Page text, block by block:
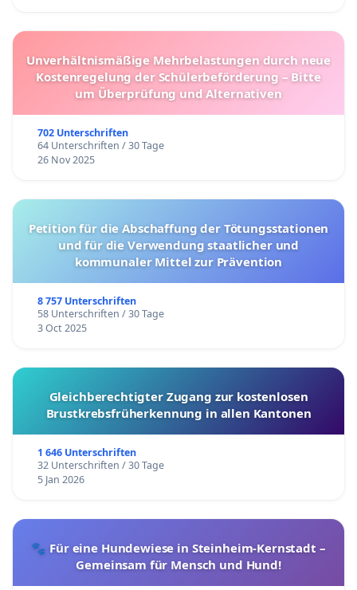
Unverhältnismäßige Mehrbelastungen durch neue
Kostenregelung der Schülerbeförderung – Bitte
um Überprüfung und Alternativen
702 Unterschriften
64 Unterschriften / 30 Tage
26 Nov 2025
Petition für die Abschaffung der Tötungsstationen
und für die Verwendung staatlicher und
kommunaler Mittel zur Prävention
8 757 Unterschriften
58 Unterschriften / 30 Tage
3 Oct 2025
Gleichberechtigter Zugang zur kostenlosen
Brustkrebsfrüherkennung in allen Kantonen
1 646 Unterschriften
32 Unterschriften / 30 Tage
5 Jan 2026
🐾 Für eine Hundewiese in Steinheim-Kernstadt –
Gemeinsam für Mensch und Hund!